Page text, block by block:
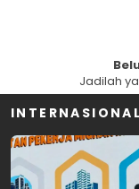
Jadilah
INTERNASIONAL